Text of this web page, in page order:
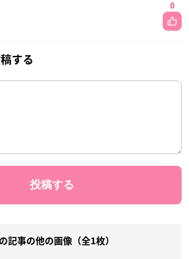
0
する
記事の他の画像（全1枚）